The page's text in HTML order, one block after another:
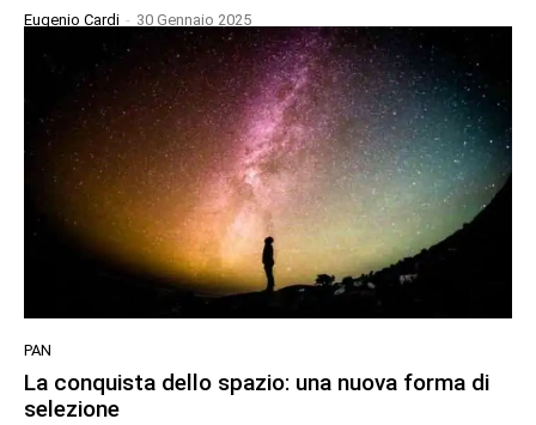
Eugenio Cardi - 30 Gennaio 2025
PAN
La conquista dello spazio: una nuova forma di
selezione